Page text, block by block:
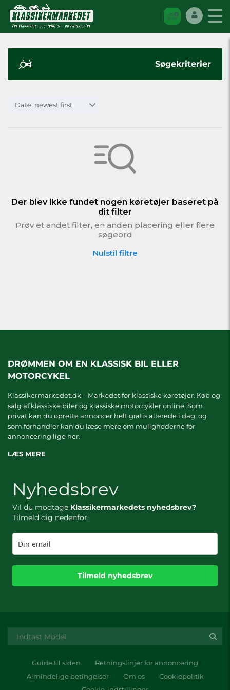
Søgekriterier
Date: newest first
Der blev ikke fundet nogen køretøjer baseret på
dit filter
Prøv et andet filter, en anden placering eller flere
søgeord
Nulstil filtre
DRØMMEN OM EN KLASSISK BIL ELLER
MOTORCYKEL
Klassikermarkedet.dk – Markedet for klassiske køretøjer. Køb og
salg af klassiske biler og klassiske motorcykler online. Som
privat kan du oprette annoncer helt gratis allerede i dag, og
som forhandler kan du læse mere om mulighederne for
annoncering lige her.
LÆS MERE
Nyhedsbrev
Vil du modtage Klassikermarkedets nyhedsbrev?
Tilmeld dig nedenfor.
Tilmeld nyhedsbrev
Guide til siden
Retningslinjer for annoncering
Almindelige betingelser
Om os
Cookiepolitik